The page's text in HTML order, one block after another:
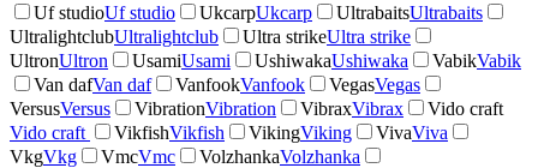
Uf studioUf studio UkcarpUkcarp UltrabaitsUltrabaits
UltralightclubUltralightclub Ultra strikeUltra strike
UltronUltron UsamiUsami UshiwakaUshiwaka VabikVabik
Van dafVan daf VanfookVanfook VegasVegas
VersusVersus VibrationVibration VibraxVibrax
Vido craft
Vido craft
VikfishVikfish VikingViking VivaViva
VkgVkg VmcVmc VolzhankaVolzhanka